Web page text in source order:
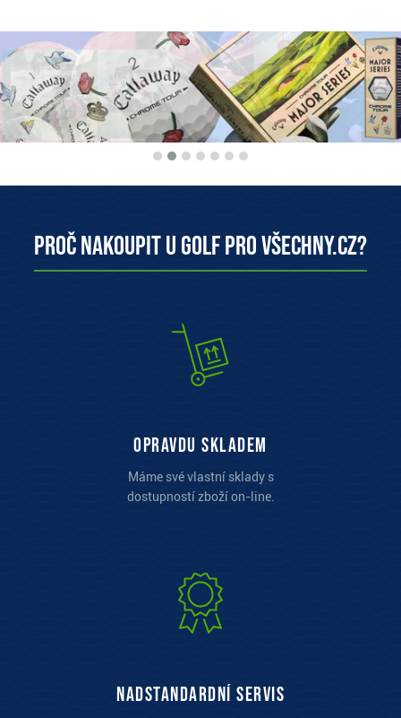
Proč nakoupit u Golf pro všechny.cz?
opravdu skladem
Máme své vlastní sklady s
dostupností zboží on-line.
Nadstandardní servis